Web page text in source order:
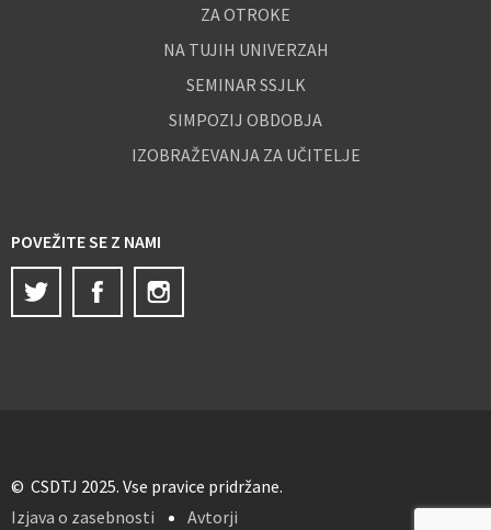
ZA OTROKE
NA TUJIH UNIVERZAH
SEMINAR SSJLK
SIMPOZIJ OBDOBJA
IZOBRAŽEVANJA ZA UČITELJE
POVEŽITE SE Z NAMI
Twitter
Facebook
© CSDTJ 2025. Vse pravice pridržane.
Izjava o zasebnosti
Avtorji